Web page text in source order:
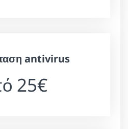
antivirus
25€